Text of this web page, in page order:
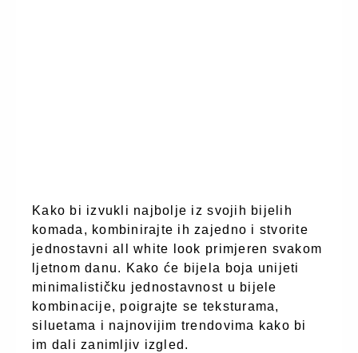
Kako bi izvukli najbolje iz svojih bijelih
komada, kombinirajte ih zajedno i stvorite
jednostavni all white look primjeren svakom
ljetnom danu. Kako će bijela boja unijeti
minimalističku jednostavnost u bijele
kombinacije, poigrajte se teksturama,
siluetama i najnovijim trendovima kako bi
im dali zanimljiv izgled.